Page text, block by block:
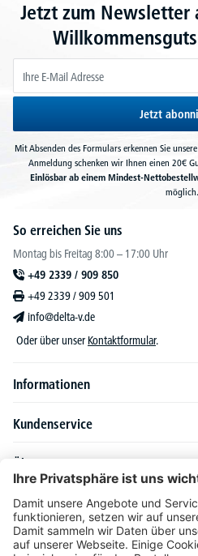
Jetzt zum Newsletter
Jetzt
Mit Absenden des Formulars erkennen Sie unsere
Anmeldung schenken wir Ihnen einen 20€
Einlösbar ab einem Mindest-
möglich.
So erreichen Sie uns
Montag bis Freitag 8:00 – 17:00 Uhr
+49 2339 / 909 850
+49 2339 / 909 501
info@delta-v.de
Oder über unser Kontaktformular.
Informationen
Kundenservice
Über DELTA-V
Produktsortiment
Ratgeber